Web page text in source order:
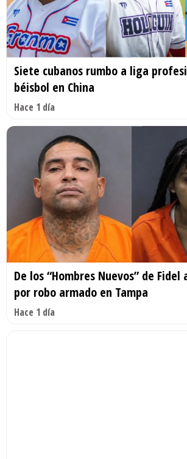
Siete cubanos rumbo a liga
béisbol en China
Hace 1 día
De los “Hombres Nuevos” de
por robo armado en Tampa
Hace 1 día